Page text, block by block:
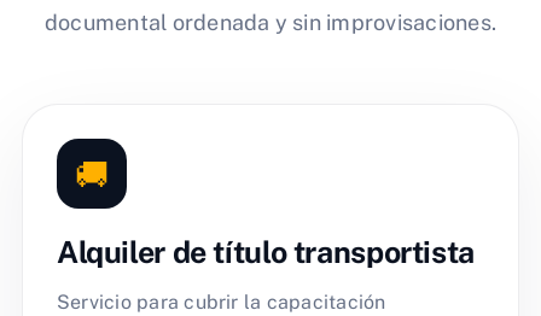
documental ordenada y sin improvisaciones.
🚚
Alquiler de título transportista
Servicio para cubrir la capacitación